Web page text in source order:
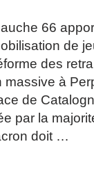
66
de
des
massive à
de
par la
doit …